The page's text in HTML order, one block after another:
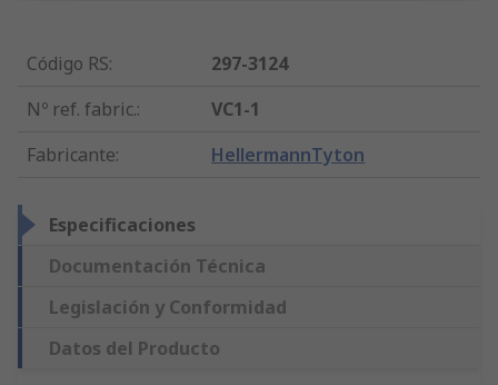
Código RS:
297-3124
Nº ref. fabric.:
VC1-1
Fabricante: HellermannTyton
Especificaciones
Documentación Técnica
Legislación y Conformidad
Datos del Producto